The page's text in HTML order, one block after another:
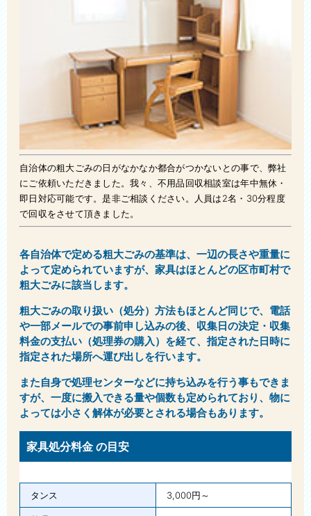
自治体の粗大ごみの日がなかなか都合がつかないとの事で、弊社
にご依頼いただきました。我々、不用品回収相談室は年中無休・
即日対応可能です。是非ご相談ください。人員は2名・30分程度
で回収をさせて頂きました。
各自治体で定める粗大ごみの基準は、一辺の長さや重量に
よって定められていますが、家具はほとんどの区市町村で
粗大ごみに該当します。
粗大ごみの取り扱い（処分）方法もほとんど同じで、電話
や一部メールでの事前申し込みの後、収集日の決定・収集
料金の支払い（処理券の購入）を経て、指定された日時に
指定された場所へ運び出しを行います。
また自身で処理センターなどに持ち込みを行う事もできま
すが、一度に搬入できる量や個数も定められており、物に
よっては小さく解体が必要とされる場合もあります。
家具処分料金 の目安
タンス 3,000円～